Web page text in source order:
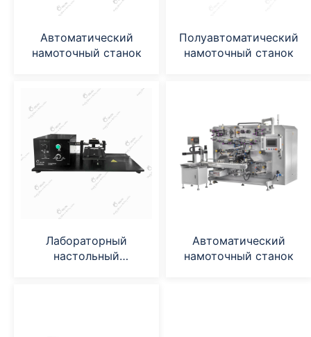
Автоматический
намоточный станок
Полуавтоматический
намоточный станок
Лабораторный
настольный
Автоматический
намоточный станок